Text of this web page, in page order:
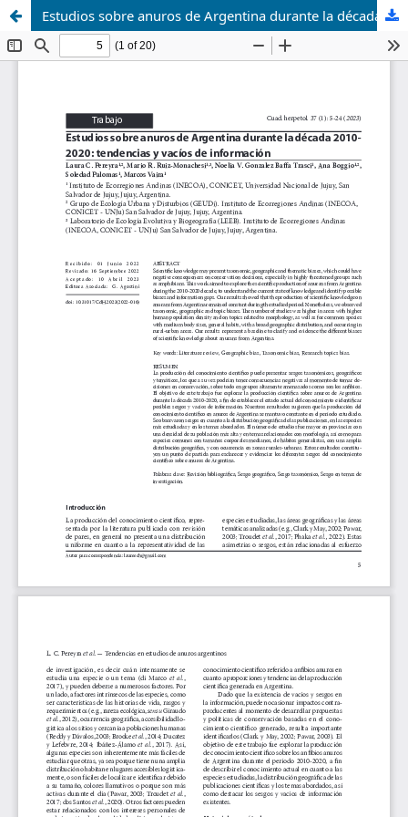
Estudios sobre anuros de Argentina durante la década 2010- 2020: tendencias y vacíos de información